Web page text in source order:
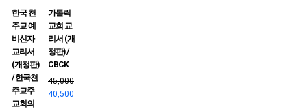
한국 천
주교 예
비신자
교리서
(개정판)
/ 한국천
주교주
교회의
가톨릭
교회 교
리서 (개
정판) /
CBCK
45,000
40,500